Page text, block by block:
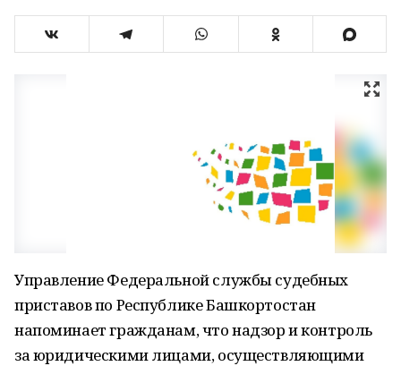
Управление Федеральной службы судебных
приставов по Республике Башкортостан
напоминает гражданам, что надзор и контроль
за юридическими лицами, осуществляющими